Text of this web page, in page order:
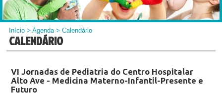
Início >Agenda> Calendário
CALENDÁRIO
VI Jornadas de Pediatria do Centro Hospitalar
Alto Ave - Medicina Materno-Infantil-Presente e
Futuro